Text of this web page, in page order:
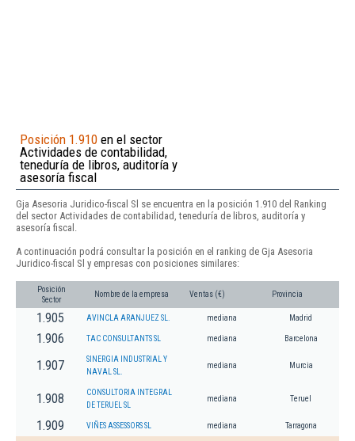
Posición 1.910 en el sector
Actividades de contabilidad,
teneduría de libros, auditoría y
asesoría fiscal
Gja Asesoria Juridico-fiscal Sl se encuentra en la posición 1.910 del Ranking
del sector Actividades de contabilidad, teneduría de libros, auditoría y
asesoría fiscal.
A continuación podrá consultar la posición en el ranking de Gja Asesoria
Juridico-fiscal Sl y empresas con posiciones similares:
Posición
Sector
Nombre de la empresa Ventas (€) Provincia
1.905 AVINCLA ARANJUEZ SL. mediana Madrid
1.906 TAC CONSULTANTS SL mediana Barcelona
1.907
SINERGIA INDUSTRIAL Y
NAVAL SL.
mediana Murcia
1.908
CONSULTORIA INTEGRAL
DE TERUEL SL
mediana Teruel
1.909 VIÑES ASSESSORS SL mediana Tarragona